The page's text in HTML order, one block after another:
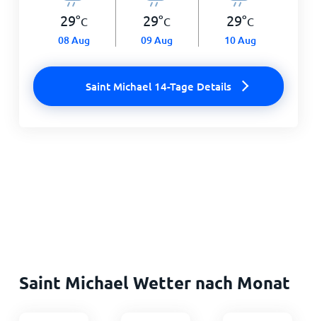
29°C
08 Aug
29°C
09 Aug
29°C
10 Aug
Saint Michael 14-Tage Details
Saint Michael Wetter nach Monat